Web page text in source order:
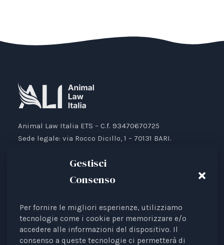
Gestisci
Consenso
Per fornire le migliori esperienze, utilizziamo
tecnologie come i cookie per memorizzare e/o
accedere alle informazioni del dispositivo. Il
consenso a queste tecnologie ci permetterà di
Animal Law Italia ETS – C.f. 93470670725
Sede legale: via Rocco Dicillo, 1 – 70131 BARI.
Animal Law Italia è un Ente del Terzo Settore avente
come finalità la tutela legale degli animali.
Iscrizione al RUNTS Rep. 4 del 01/03/2022.